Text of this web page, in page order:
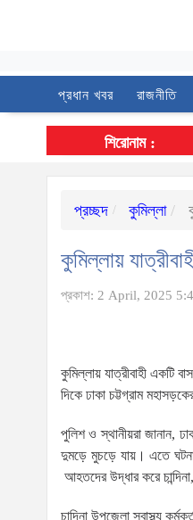
প্রধান খবর রাজনীতি
শিরোনাম :
প্রচ্ছদ কুমিল্লা
কুমিল্লায়
প্রকাশ: 2 April, 2025
কুমিল্লায় যাত্রীবাহী একটি
দিকে ঢাকা চট্টগ্রাম
পুলিশ ও স্থানীয়রা জানান,
দুমড়ে মুচড়ে যায়। এতে
আহতদের উদ্ধার করে
চান্দিনা উপজেলা স্বাস্থ্য